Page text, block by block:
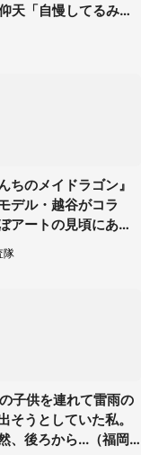
天「自慢してるみた
ちのメイドラゴン』
デル・越谷がコラ
ートの見頃にあわ
々【7／31～】
隊
子供を連れて雷雨の
そうとしていた私。
、後ろから...（福岡